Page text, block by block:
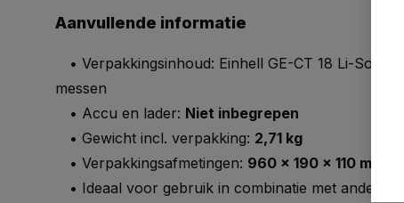
Aanvullende informatie
• Verpakkingsinhoud: Einhell GE-CT 18 Li-Solo
messen
• Accu en lader: Niet inbegrepen
• Gewicht incl. verpakking: 2,71 kg
• Verpakkingsafmetingen: 960 x 190 x 110 mm
• Ideaal voor gebruik in combinatie met andere